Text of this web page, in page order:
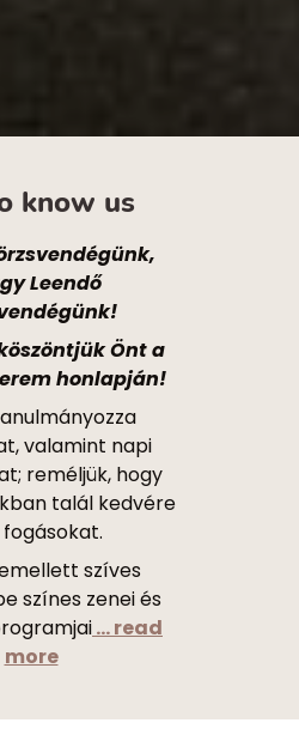
know us
Leendő
Önt a
honlapján!
valamint napi
reméljük, hogy
talál kedvére
szíves
színes zenei és
... read
more